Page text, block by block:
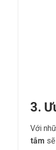
3.
Với
tắm